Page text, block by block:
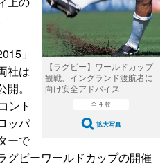
ファッション
写真
【ラグビー】ワールドカップ
観戦、イングランド渡航者に
向け安全アドバイス
全 4 枚
拡大写真
」
社は
。
ント
ッパ
ーで
グビーワールドカップの開催